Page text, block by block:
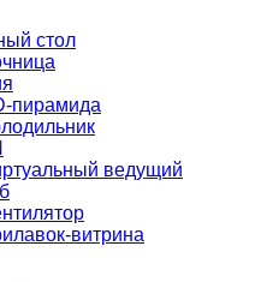
стол
пирамида
ведущий
витрина